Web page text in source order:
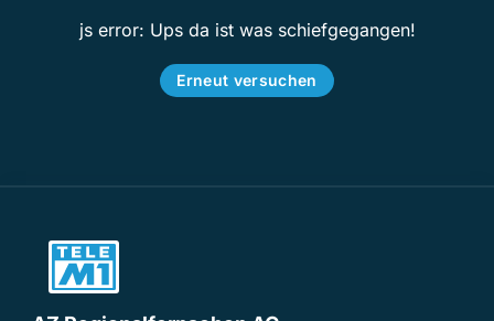
js error: Ups da ist was schiefgegangen!
Erneut versuchen